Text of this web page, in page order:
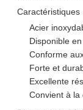
Caractéristiques
Acier
Disponible
Conforme
Forte et
Excellente
Convient à la